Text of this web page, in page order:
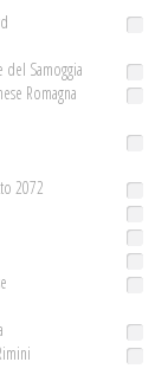
del Samoggia
Romagna
2072